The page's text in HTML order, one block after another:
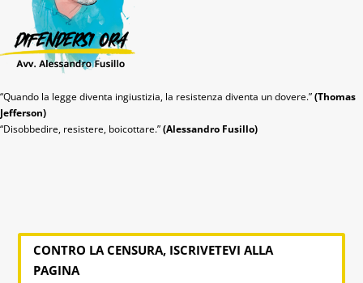
“Quando la legge diventa ingiustizia, la resistenza diventa un dovere.”(Thomas
Jefferson)
“Disobbedire, resistere, boicottare.”(Alessandro Fusillo)
CONTRO LA CENSURA, ISCRIVETEVI ALLA
PAGINA